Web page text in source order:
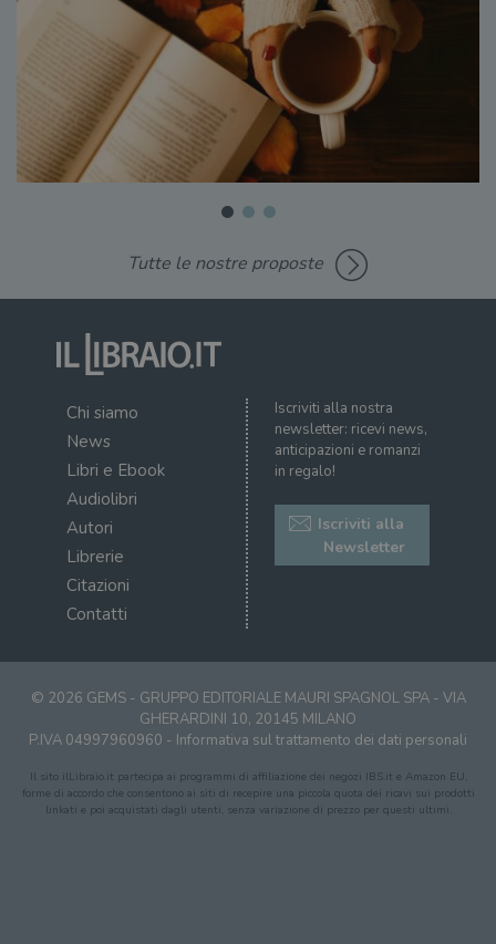
Tutte le nostre proposte
Chi siamo
News
Libri e Ebook
Audiolibri
Autori
Librerie
Citazioni
Contatti
Iscriviti alla nostra
newsletter: ricevi news,
anticipazioni e romanzi
in regalo!
Iscriviti alla
Newsletter
© 2026 GEMS - GRUPPO EDITORIALE MAURI SPAGNOL SPA - VIA
GHERARDINI 10, 20145 MILANO
P.IVA 04997960960 - Informativa sul trattamento dei dati personali
Il sito ilLibraio.it partecipa ai programmi di affiliazione dei negozi IBS.it e Amazon EU,
forme di accordo che consentono ai siti di recepire una piccola quota dei ricavi sui prodotti
linkati e poi acquistati dagli utenti, senza variazione di prezzo per questi ultimi.